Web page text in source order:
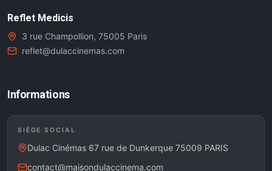
Reflet Medicis
3 rue Champollion, 75005 Paris
reflet@dulaccinemas.com
Informations
SIÈGE SOCIAL
Dulac Cinémas 67 rue de Dunkerque 75009 PARIS
contact@maisondulaccinema.com